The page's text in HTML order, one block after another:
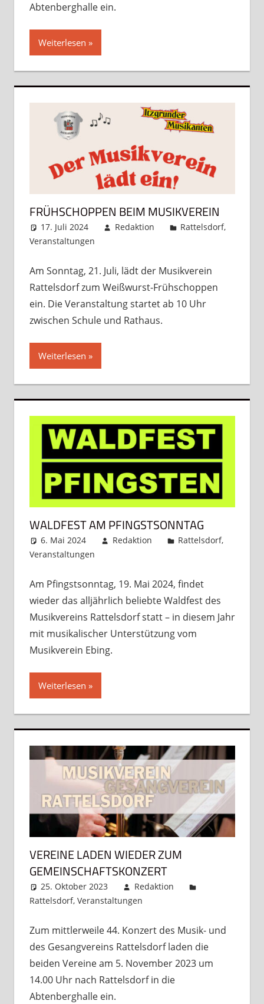
Abtenberghalle ein.
Weiterlesen
FRÜHSCHOPPEN BEIM MUSIKVEREIN
17. Juli 2024 Redaktion Rattelsdorf,
Veranstaltungen
Am Sonntag, 21. Juli, lädt der Musikverein
Rattelsdorf zum Weißwurst-Frühschoppen
ein. Die Veranstaltung startet ab 10 Uhr
zwischen Schule und Rathaus.
Weiterlesen
WALDFEST AM PFINGSTSONNTAG
6. Mai 2024 Redaktion Rattelsdorf,
Veranstaltungen
Am Pfingstsonntag, 19. Mai 2024, findet
wieder das alljährlich beliebte Waldfest des
Musikvereins Rattelsdorf statt – in diesem Jahr
mit musikalischer Unterstützung vom
Musikverein Ebing.
Weiterlesen
VEREINE LADEN WIEDER ZUM
GEMEINSCHAFTSKONZERT
25. Oktober 2023
Redaktion
Rattelsdorf, Veranstaltungen
Zum mittlerweile 44. Konzert des Musik- und
des Gesangvereins Rattelsdorf laden die
beiden Vereine am 5. November 2023 um
14.00 Uhr nach Rattelsdorf in die
Abtenberghalle ein.